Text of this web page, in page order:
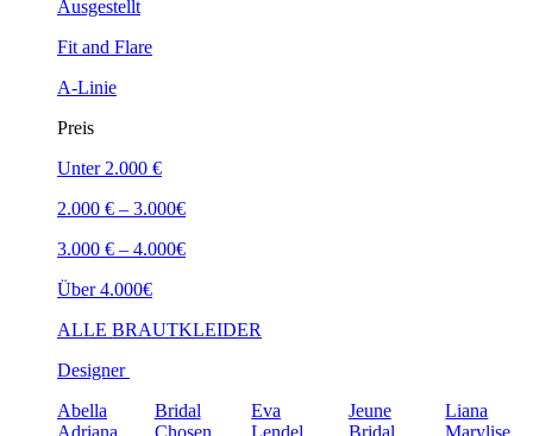
Ausgestellt
Fit and Flare
A-Linie
Preis
Unter 2.000 €
2.000 € – 3.000€
3.000 € – 4.000€
Über 4.000€
ALLE BRAUTKLEIDER
Designer
Abella
Adriana
Bridal
Chosen
Eva
Lendel
Jeune
Bridal
Liana
Marylise